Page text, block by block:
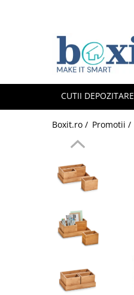
CUTII DEPOZITARE
Boxit.ro / Promotii /